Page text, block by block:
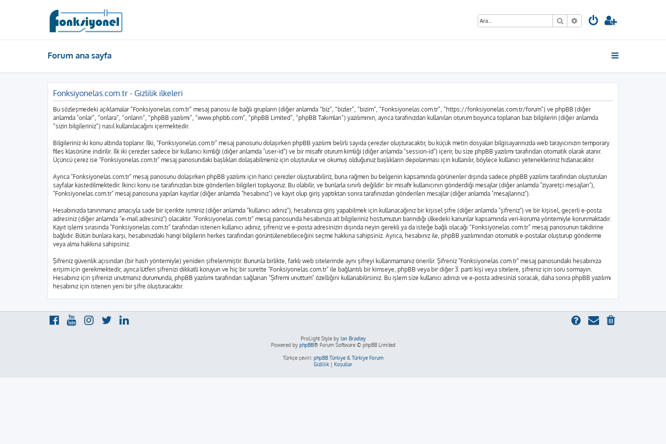
Ara Gelişmiş arama
Forum ana sayfa
Fonksiyonelas.com.tr - Gizlilik ilkeleri
Bu sözleşmedeki açıklamalar “Fonksiyonelas.com.tr” mesaj panosu ile bağlı grupların (diğer anlamda “biz”, “bizler”, “bizim”, “Fonksiyonelas.com.tr”, “https://fonksiyonelas.com.tr/forum”) ve phpBB (diğer
anlamda "onlar”, “onlara”, “onların”, “phpBB yazılımı”, “www.phpbb.com”, “phpBB Limited”, “phpBB Takımları”) yazılımının, ayrıca tarafınızdan kullanılan oturum boyunca toplanan bazı bilgilerin (diğer anlamda
“sizin bilgileriniz”) nasıl kullanılacağını içermektedir.
Bilgileriniz iki konu altında toplanır. İlki, "Fonksiyonelas.com.tr" mesaj panosunu dolaşırken phpBB yazılımı belirli sayıda çerezler oluşturacaktır, bu küçük metin dosyaları bilgisayarınızda web tarayıcınızın temporary
files klasörüne indirilir. İlk iki çerezler sadece bir kullanıcı kimliği (diğer anlamda "user-id") ve bir misafir oturum kimliği (diğer anlamda "session-id") içerir, bu size phpBB yazılımı tarafından otomatik olarak atanır.
Üçüncü çerez ise "Fonksiyonelas.com.tr" mesaj panosundaki başlıkları dolaşabilmeniz için oluşturulur ve okumuş olduğunuz başlıkların depolanması için kullanılır, böylece kullanıcı yetenekleriniz hızlanacaktır.
Ayrıca "Fonksiyonelas.com.tr" mesaj panosunu dolaşırken phpBB yazılımı için harici çerezler oluşturabiliriz, buna rağmen bu belgenin kapsamında görünenler dışında sadece phpBB yazılımı tarafından oluşturulan
sayfalar kastedilmektedir. İkinci konu ise tarafınızdan bize gönderilen bilgileri topluyoruz. Bu olabilir, ve bunlarla sınırlı değildir: bir misafir kullanıcının gönderdiği mesajlar (diğer anlamda "ziyaretçi mesajları"),
"Fonksiyonelas.com.tr" mesaj panosuna yapılan kayıtlar (diğer anlamda "hesabınız") ve kayıt olup giriş yaptıktan sonra tarafınızdan gönderilen mesajlar (diğer anlamda "mesajlarınız").
Hesabınızda tanınmanız amacıyla sade bir içerikte isminiz (diğer anlamda "kullanıcı adınız"), hesabınıza giriş yapabilmek için kullanacağınız bir kişisel şifre (diğer anlamda "şifreniz") ve bir kişisel, geçerli e-posta
adresiniz (diğer anlamda "e-mail adresiniz") olacaktır. "Fonksiyonelas.com.tr" mesaj panosunda hesabınıza ait bilgileriniz hostumuzun barındığı ülkedeki kanunlar kapsamında veri-koruma yöntemiyle korunmaktadır.
Kayıt işlemi sırasında "Fonksiyonelas.com.tr" tarafından istenen kullanıcı adınız, şifreniz ve e-posta adresinizin dışında neyin gerekli ya da isteğe bağlı olacağı “Fonksiyonelas.com.tr” mesaj panosunun takdirine
bağlıdır. Bütün bunlara karşı, hesabınızdaki hangi bilgilerin herkes tarafından görüntülenebileceğini seçme hakkına sahipsiniz. Ayrıca, hesabınız ile, phpBB yazılımından otomatik e-postalar oluşturup gönderme
veya alma hakkına sahipsiniz.
Şifreniz güvenlik açısından (bir hash yöntemiyle) yeniden şifrelenmiştir. Bununla birlikte, farklı web sitelerinde aynı şifreyi kullanmamanız önerilir. Şifreniz "Fonksiyonelas.com.tr" mesaj panosundaki hesabınıza
erişim için gerekmektedir, ayrıca lütfen şifrenizi dikkatli koruyun ve hiç bir surette "Fonksiyonelas.com.tr" ile bağlantılı bir kimseye, phpBB veya bir diğer 3. parti kişi veya sitelere, şifreniz için soru sormayın.
Hesabınız için şifrenizi unutmanız durumunda, phpBB yazılımı tarafından sağlanan "Şifremi unuttum" özelliğini kullanabilirsiniz. Bu işlem size kullanıcı adınızı ve e-posta adresinizi soracak, daha sonra phpBB yazılımı
hesabınız için istenen yeni bir şifre oluşturacaktır.
ProLight Style by Ian Bradley
Powered by phpBB® Forum Software © phpBB Limited
Türkçe çeviri: phpBB Türkiye& Türkiye Forum
Gizlilik | Koşullar